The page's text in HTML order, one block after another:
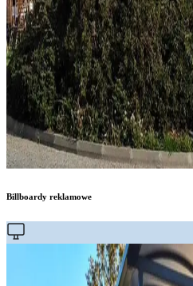
Billboardy reklamowe